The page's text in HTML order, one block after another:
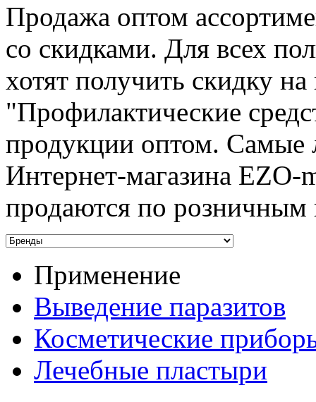
Продажа оптом
со скидками. Для всех
хотят получить скидку
"Профилактические
продукции оптом. Самые
Интернет-магазина EZO-
продаются по
Применение
Выведение паразитов
Косметические
Лечебные пластыри